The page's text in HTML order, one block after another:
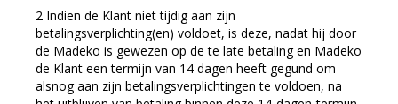
Indien de Klant niet tijdig aan zijn
betalingsverplichting(en) voldoet, is deze, nadat hij door
de Madeko is gewezen op de te late betaling en Madeko
de Klant een termijn van 14 dagen heeft gegund om
alsnog aan zijn betalingsverplichtingen te voldoen, na